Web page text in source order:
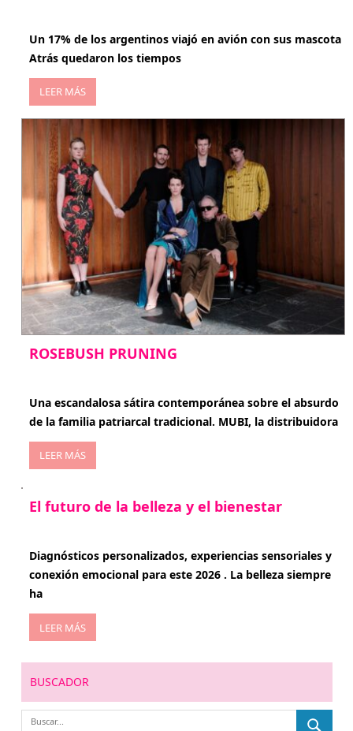
Un 17% de los argentinos viajó en avión con sus mascota
Atrás quedaron los tiempos
LEER MÁS
ROSEBUSH PRUNING
Una escandalosa sátira contemporánea sobre el absurdo
de la familia patriarcal tradicional. MUBI, la distribuidora
LEER MÁS
El futuro de la belleza y el bienestar
Diagnósticos personalizados, experiencias sensoriales y
conexión emocional para este 2026 . La belleza siempre
ha
LEER MÁS
BUSCADOR